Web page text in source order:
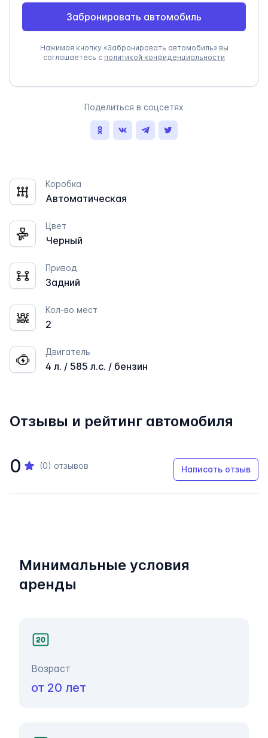
Забронировать автомобиль
Нажимая кнопку «Забронировать автомобиль» вы
соглашаетесь с политикой конфиденциальности
Поделиться в соцсетях
Коробка
Автоматическая
Цвет
Черный
Привод
Задний
Кол-во мест
2
Двигатель
4 л. / 585 л.с. / бензин
Отзывы и рейтинг автомобиля
0 (0) отзывов Написать отзыв
Минимальные условия
аренды
Возраст
от 20 лет